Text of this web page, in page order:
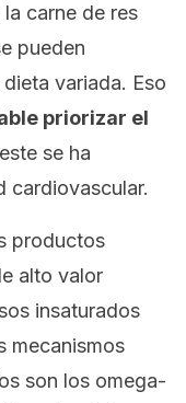
carne de res
pueden
variada. Eso
priorizar el
se ha
cardiovascular.
productos
alto valor
insaturados
mecanismos
son los omega-